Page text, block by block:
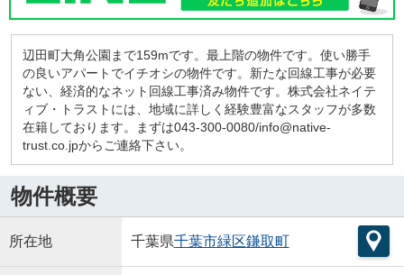
辺田町大角公園まで159mです。最上階の物件です。使い勝手
の良いアパートでイチオシの物件です。新たな回線工事が必要
ない、経済的なネット回線工事済み物件です。株式会社ネイテ
ィブ・トラストには、地域に詳しく経験豊富なスタッフが多数
在籍しております。まずは043-300-0080/info@native-
trust.co.jpからご連絡下さい。
物件概要
所在地 千葉県千葉市緑区鎌取町